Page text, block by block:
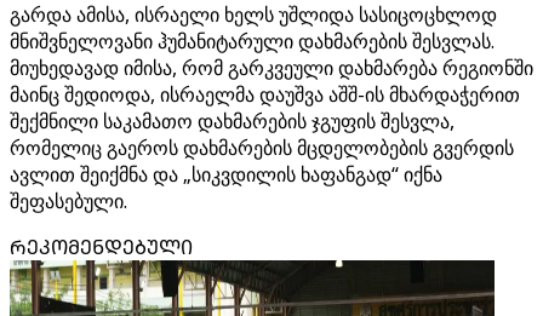
გარდა ამისა, ისრაელი ხელს უშლიდა სასიცოცხლოდ
მნიშვნელოვანი ჰუმანიტარული დახმარების შესვლას.
მიუხედავად იმისა, რომ გარკვეული დახმარება რეგიონში
მაინც შედიოდა, ისრაელმა დაუშვა აშშ-ის მხარდაჭერით
შექმნილი საკამათო დახმარების ჯგუფის შესვლა,
რომელიც გაეროს დახმარების მცდელობების გვერდის
ავლით შეიქმნა და „სიკვდილის ხაფანგად“ იქნა
შეფასებული.
ᲠᲔᲙᲝᲛᲔᲜᲓᲔᲑᲣᲚᲘ